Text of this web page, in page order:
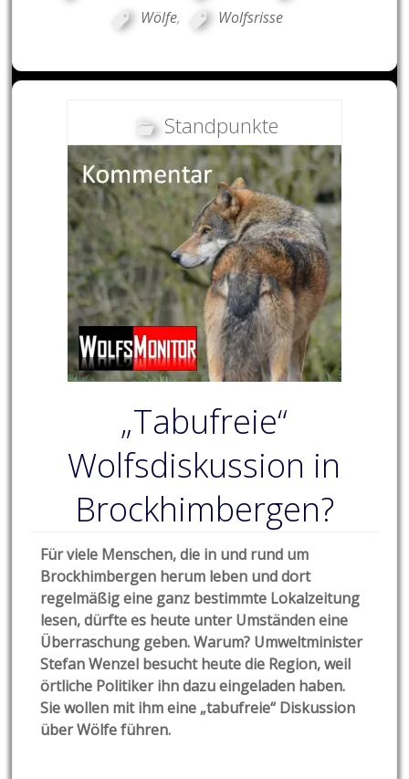
Wölfe, Wolfsrisse
Standpunkte
„Tabufreie“
Wolfsdiskussion in
Brockhimbergen?
Für viele Menschen, die in und rund um
Brockhimbergen herum leben und dort
regelmäßig eine ganz bestimmte Lokalzeitung
lesen, dürfte es heute unter Umständen eine
Überraschung geben. Warum? Umweltminister
Stefan Wenzel besucht heute die Region, weil
örtliche Politiker ihn dazu eingeladen haben.
Sie wollen mit ihm eine „tabufreie“ Diskussion
über Wölfe führen.